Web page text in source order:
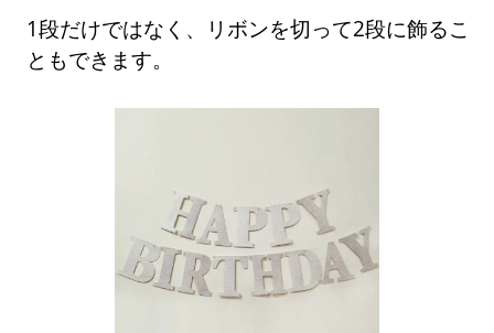
1段だけではなく、リボンを切って2段に飾るこ
ともできます。